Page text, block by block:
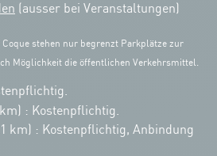
(ausser bei Veranstaltungen)
stehen nur begrenzt Parkplätze zur
Möglichkeit die öffentlichen Verkehrsmittel.
: Kostenpflichtig.
km) : Kostenpflichtig, Anbindung